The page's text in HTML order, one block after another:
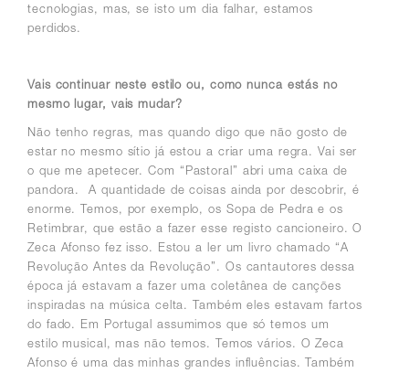
tecnologias, mas, se isto um dia falhar, estamos
perdidos.
Vais continuar neste estilo ou, como nunca estás no
mesmo lugar, vais mudar?
Não tenho regras, mas quando digo que não gosto de
estar no mesmo sítio já estou a criar uma regra. Vai ser
o que me apetecer.Com “Pastoral” abri uma caixa de
pandora. A quantidade de coisas ainda por descobrir, é
enorme. Temos, por exemplo, os Sopa de Pedra e os
Retimbrar, que estão a fazer esse registo cancioneiro. O
Zeca Afonso fez isso. Estou a ler um livro chamado “A
Revolução Antes da Revolução”. Os cantautores dessa
época já estavam a fazer uma coletânea de canções
inspiradas na música celta. Também eles estavam fartos
do fado. Em Portugal assumimos que só temos um
estilo musical, mas não temos. Temos vários. O Zeca
Afonso é uma das minhas grandes influências. Também